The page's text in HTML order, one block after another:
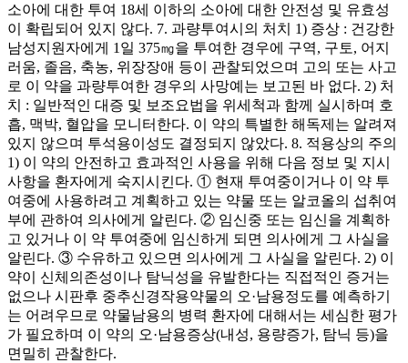
소아에 대한 투여 18세 이하의 소아에 대한 안전성 및 유효성
이 확립되어 있지 않다. 7. 과량투여시의 처치 1) 증상 : 건강한
남성지원자에게 1일 375㎎을 투여한 경우에 구역, 구토, 어지
러움, 졸음, 축농, 위장장애 등이 관찰되었으며 고의 또는 사고
로 이 약을 과량투여한 경우의 사망예는 보고된 바 없다. 2) 처
치 : 일반적인 대증 및 보조요법을 위세척과 함께 실시하며 호
흡, 맥박, 혈압을 모니터한다. 이 약의 특별한 해독제는 알려져
있지 않으며 투석용이성도 결정되지 않았다. 8. 적용상의 주의
1) 이 약의 안전하고 효과적인 사용을 위해 다음 정보 및 지시
사항을 환자에게 숙지시킨다. ① 현재 투여중이거나 이 약 투
여중에 사용하려고 계획하고 있는 약물 또는 알코올의 섭취여
부에 관하여 의사에게 알린다. ② 임신중 또는 임신을 계획하
고 있거나 이 약 투여중에 임신하게 되면 의사에게 그 사실을
알린다. ③ 수유하고 있으면 의사에게 그 사실을 알린다. 2) 이
약이 신체의존성이나 탐닉성을 유발한다는 직접적인 증거는
없으나 시판후 중추신경작용약물의 오·남용정도를 예측하기
는 어려우므로 약물남용의 병력 환자에 대해서는 세심한 평가
가 필요하며 이 약의 오·남용증상(내성, 용량증가, 탐닉 등)을
면밀히 관찰한다.